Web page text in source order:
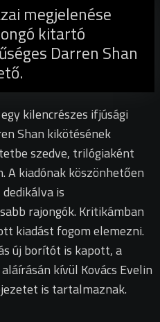
megjelenése
kitartó
Darren Shan
kilencrészes ifjúsági
Shan kikötésének
szedve, trilógiaként
A kiadónak köszönhetően
is
rajongók. Kritikámban
kiadást fogom elemezni.
új borítót is kapott, a
kívül Kovács Evelin
is tartalmaznak.